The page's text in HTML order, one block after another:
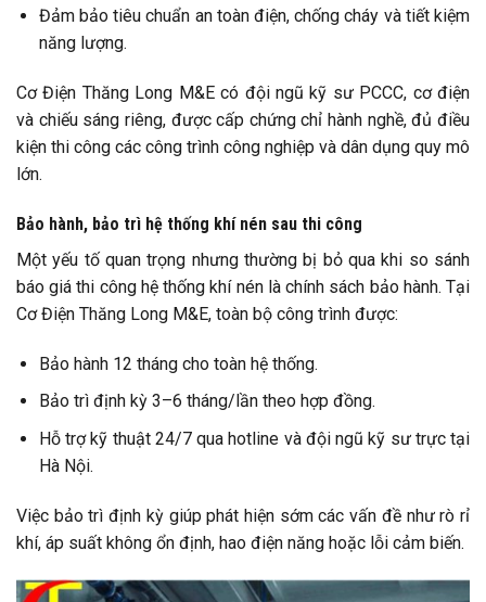
Đảm bảo tiêu chuẩn an toàn điện, chống cháy và tiết kiệm
năng lượng.
Cơ Điện Thăng Long M&E có đội ngũ kỹ sư PCCC, cơ điện
và chiếu sáng riêng, được cấp chứng chỉ hành nghề, đủ điều
kiện thi công các công trình công nghiệp và dân dụng quy mô
lớn.
Bảo hành, bảo trì hệ thống khí nén sau thi công
Một yếu tố quan trọng nhưng thường bị bỏ qua khi so sánh
báo giá thi công hệ thống khí nén là chính sách bảo hành. Tại
Cơ Điện Thăng Long M&E, toàn bộ công trình được:
Bảo hành 12 tháng cho toàn hệ thống.
Bảo trì định kỳ 3–6 tháng/lần theo hợp đồng.
Hỗ trợ kỹ thuật 24/7 qua hotline và đội ngũ kỹ sư trực tại
Hà Nội.
Việc bảo trì định kỳ giúp phát hiện sớm các vấn đề như rò rỉ
khí, áp suất không ổn định, hao điện năng hoặc lỗi cảm biến.